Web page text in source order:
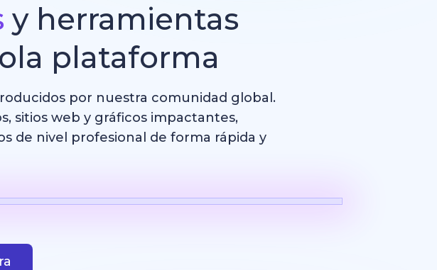
y herramientas
plataforma
por nuestra comunidad global.
sitios web y gráficos impactantes,
de nivel profesional de forma rápida y